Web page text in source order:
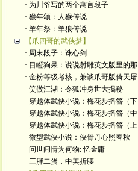
· 为川爷写的两个寓言段子
· 猴年颂：人猴传说
· 羊年祭：羊狼传说
【爪四哥的武侠梦】
· 周末段子：诛心剑
· 目瞪狗呆：说说射雕英文版里的那
· 金粉等级考核，兼谈爪哥版倚天屠
· 笑傲江湖：令狐冲身世大揭秘
· 穿越体武侠小说：梅花步摇簪（下
· 穿越体武侠小说：梅花步摇簪（中
· 穿越体武侠小说：梅花步摇簪（上
· 微型武侠小说：侠骨丹心照春秋
· 问世间情为何物: 忆金庸
· 三胖二蛋，中美折腰